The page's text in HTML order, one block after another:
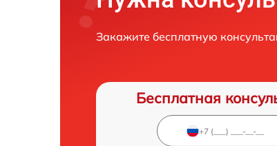
Закажите бесплатную
Бесплатная